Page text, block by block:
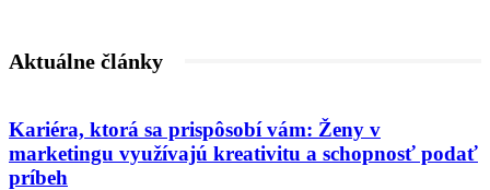
Aktuálne články
Kariéra, ktorá sa prispôsobí vám: Ženy v
marketingu využívajú kreativitu a schopnosť podať
príbeh